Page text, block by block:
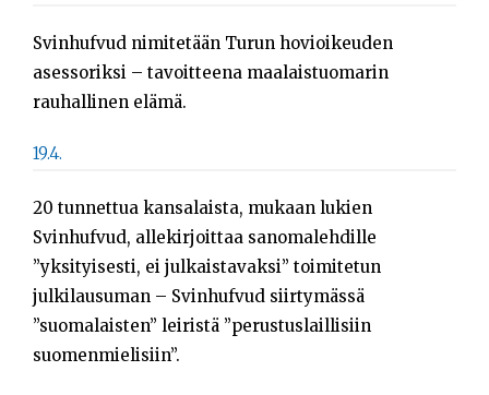
Svinhufvud nimitetään Turun hovioikeuden
asessoriksi – tavoitteena maalaistuomarin
rauhallinen elämä.
19.4.
20 tunnettua kansalaista, mukaan lukien
Svinhufvud, allekirjoittaa sanomalehdille
”yksityisesti, ei julkaistavaksi” toimitetun
julkilausuman – Svinhufvud siirtymässä
”suomalaisten” leiristä ”perustuslaillisiin
suomenmielisiin”.